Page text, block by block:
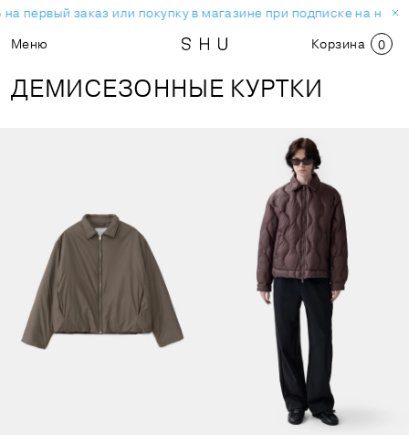
первый заказ или покупку в магазине при подписке на
Меню
Корзина 0
ДЕМИСЕЗОННЫЕ КУРТКИ